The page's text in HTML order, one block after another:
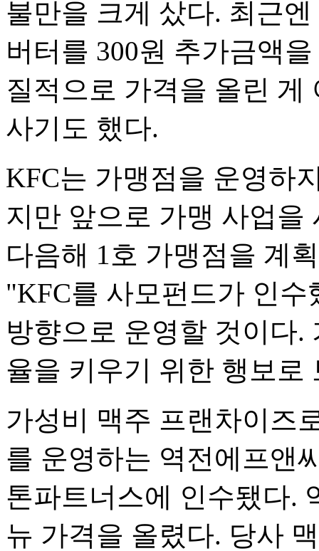
불만을 크게 샀다. 최근
버터를 300원 추가금액
질적으로 가격을 올린 게
사기도 했다.
KFC는 가맹점을 운영하
지만 앞으로 가맹 사업을
다음해 1호 가맹점을 계
"KFC를 사모펀드가 인
방향으로 운영할 것이다
율을 키우기 위한 행보로
가성비 맥주 프랜차이즈
를 운영하는 역전에프앤
톤파트너스에 인수됐다.
뉴 가격을 올렸다. 당사